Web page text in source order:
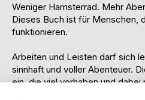
Weniger Hamsterrad. Mehr
Dieses Buch ist für Menschen,
funktionieren.
Arbeiten und Leisten darf sich
sinnhaft und voller Abenteuer.
ein, die viel vorhaben und